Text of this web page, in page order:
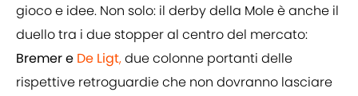
gioco e idee. Non solo: il derby della Mole è anche il
duello tra i due stopper al centro del mercato:
Bremer e De Ligt,due colonne portanti delle
rispettive retroguardie che non dovranno lasciare